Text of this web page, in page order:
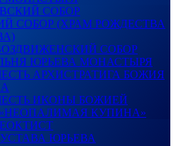
СОБОР
СОБОР (ХРАМ РОЖДЕСТВА
СОБОР
ЮРЬЕВА МОНАСТЫРЯ
АРХИСТРАТИГА БОЖИЯ
ИКОНЫ БОЖИЕЙ
КУПИНА»
ЮРЬЕВА